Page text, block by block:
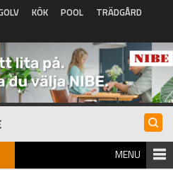
KÖK POOL
TRÄDGÅRD
MENU